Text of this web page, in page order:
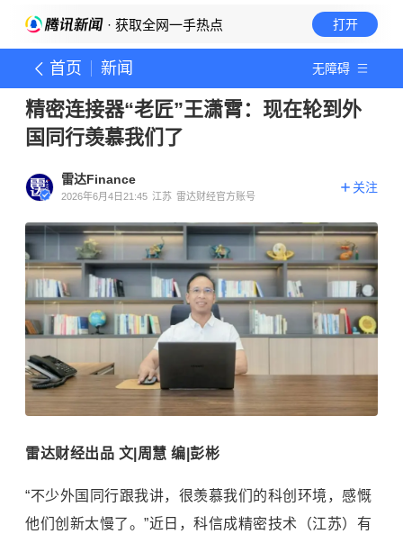
· 获取全网一手热点 打开
首页 新闻 无障碍
精密连接器“老匠”王潇霄：现在轮到外
国同行羡慕我们了
雷达Finance
2026年6月4日21:45 江苏 雷达财经官方账号
关注
雷达财经出品 文|周慧 编|彭彬
“不少外国同行跟我讲，很羡慕我们的科创环境，感慨
他们创新太慢了。”近日，科信成精密技术（江苏）有